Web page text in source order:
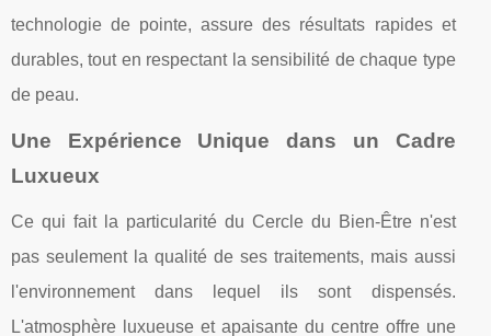
technologie de pointe, assure des résultats rapides et
durables, tout en respectant la sensibilité de chaque type
de peau.
Une Expérience Unique dans un Cadre
Luxueux
Ce qui fait la particularité du Cercle du Bien-Être n'est
pas seulement la qualité de ses traitements, mais aussi
l'environnement dans lequel ils sont dispensés.
L'atmosphère luxueuse et apaisante du centre offre une